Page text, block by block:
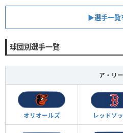
▶︎選手一覧
球団別選手一覧
ア・リ
オリオールズ レッドソ